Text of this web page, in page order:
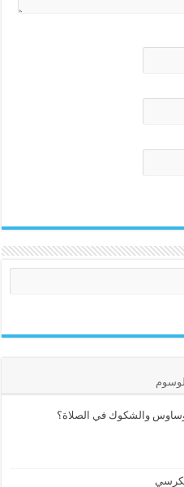
والشكوك في الصلاة؟